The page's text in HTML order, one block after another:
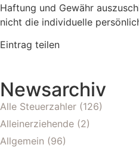
Haftung und Gewähr
nicht die individuelle
Eintrag teilen
Newsarchiv
Alle Steuerzahler (126)
Alleinerziehende (2)
Allgemein (96)